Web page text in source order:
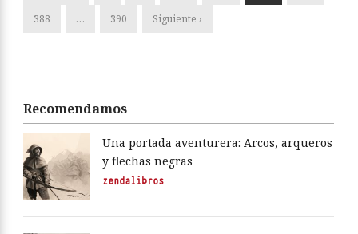
388 … 390 Siguiente ›
Recomendamos
Una portada aventurera: Arcos, arqueros
y flechas negras
zendalibros